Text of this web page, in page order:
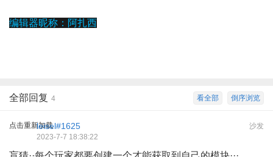
编辑器昵称：阿扎西
倒序浏览
看全部
全部回复 4
点击重新加载 沙发
leisel#1625
2023-7-7 18:38:22